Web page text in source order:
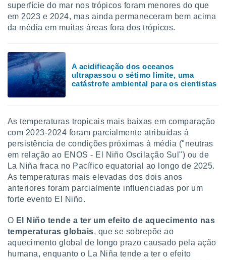
estudos
e
de
superfície do mar nos trópicos foram menores do que
em 2023 e 2024, mas ainda permaneceram bem acima
da média em muitas áreas fora dos trópicos.
A acidificação dos oceanos
ultrapassou o sétimo limite, uma
catástrofe ambiental para os cientistas
As temperaturas tropicais mais baixas em comparação
com 2023-2024 foram parcialmente atribuídas à
persistência de condições próximas à média ("neutras
em relação ao ENOS - El Niño Oscilação Sul") ou de
La Niña fraca no Pacífico equatorial ao longo de 2025.
As temperaturas mais elevadas dos dois anos
anteriores foram parcialmente influenciadas por um
forte evento El Niño.
O El Niño tende a ter um efeito de aquecimento nas
temperaturas globais, que se sobrepõe ao
aquecimento global de longo prazo causado pela ação
humana, enquanto o La Niña tende a ter o efeito